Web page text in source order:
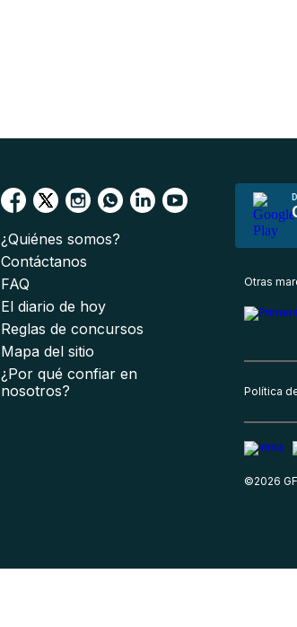
¿Quiénes somos?
Contáctanos
FAQ
El diario de hoy
Reglas de concursos
Mapa del sitio
¿Por qué confiar en
nosotros?
Otras
Política
©2026